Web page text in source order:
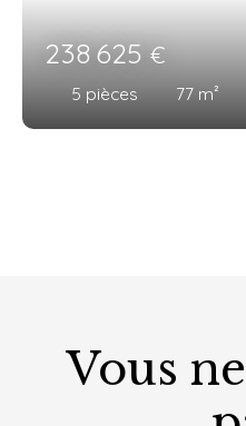
238 625€
5 pièces 77 m²
Vous